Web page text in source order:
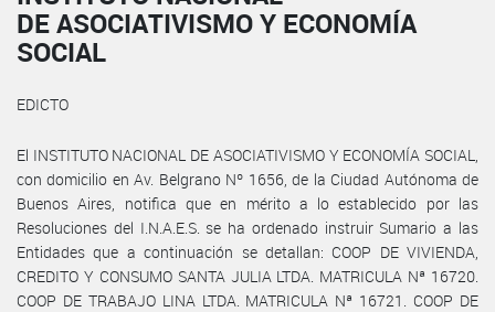
DE ASOCIATIVISMO Y ECONOMÍA
SOCIAL
EDICTO
El INSTITUTO NACIONAL DE ASOCIATIVISMO Y ECONOMÍA SOCIAL,
con domicilio en Av. Belgrano Nº 1656, de la Ciudad Autónoma de
Buenos Aires, notifica que en mérito a lo establecido por las
Resoluciones del I.N.A.E.S. se ha ordenado instruir Sumario a las
Entidades que a continuación se detallan: COOP DE VIVIENDA,
CREDITO Y CONSUMO SANTA JULIA LTDA. MATRICULA Nª 16720.
COOP DE TRABAJO LINA LTDA. MATRICULA Nª 16721. COOP DE